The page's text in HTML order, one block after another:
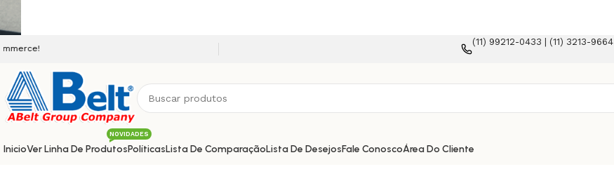
(11) 99212-0433 | (11) 3213-9664
InicioVer Linha De Produtos
NOVIDADES
PolíticasLista De ComparaçãoLista De DesejosFale ConoscoÁrea Do Cliente